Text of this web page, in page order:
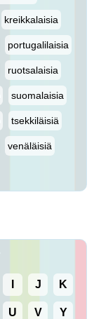
kreikkalaisia
portugalilaisia
ruotsalaisia
suomalaisia
tsekkiläisiä
venäläisiä
J K
U V Y